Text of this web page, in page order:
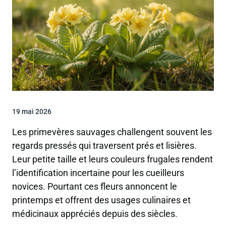
19 mai 2026
Les primevères sauvages challengent souvent les
regards pressés qui traversent prés et lisières.
Leur petite taille et leurs couleurs frugales rendent
l’identification incertaine pour les cueilleurs
novices. Pourtant ces fleurs annoncent le
printemps et offrent des usages culinaires et
médicinaux appréciés depuis des siècles.